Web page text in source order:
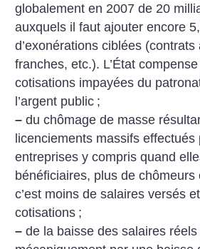
globalement en 2007 de 20
auxquels il faut ajouter encore
d’exonérations ciblées
franches, etc.). L’État
cotisations impayées du
l’argent public ;
– du chômage de masse
licenciements massifs effectués
entreprises y compris quand
bénéficiaires, plus de chômeurs
c’est moins de salaires versés
cotisations ;
– de la baisse des salaires